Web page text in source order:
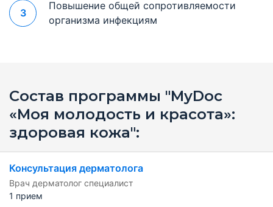
3
Повышение общей сопротивляемости
организма инфекциям
Состав программы "MyDoc
«Моя молодость и красота»:
здоровая кожа":
Консультация дерматолога
Врач дерматолог специалист
1 прием